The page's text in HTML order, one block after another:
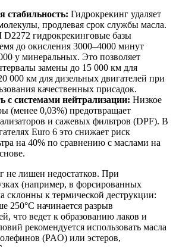
стабильность: Гидрокрекинг удаляет
продлевая срок службы масла.
D2272 гидрокрекинговые базы
до окисления 3000–4000 минут
у минеральных. Это позволяет
замены до 15 000 км для
000 км для дизельных двигателей при
качественных присадок.
с системами нейтрализации: Низкое
(менее 0,03%) предотвращает
и сажевых фильтров (DPF). В
Euro 6 это снижает риск
на 40% по сравнению с маслами на
не лишен недостатков. При
(например, в форсированных
склонны к термической деструкции:
250°C начинается разрыв
что ведет к образованию лаков и
рекомендуется использовать масла
(PAO) или эстеров,